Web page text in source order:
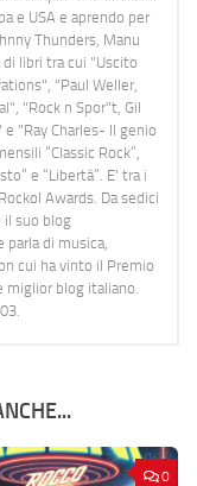
e USA e aprendo per
Thunders, Manu
di libri tra cui "Uscito
"Paul Weller,
"Rock n Spor"t, Gil
"Ray Charles- Il genio
“Classic Rock”,
e “Libertà”. E' tra i
Awards. Da sedici
il suo blog
di musica,
cui ha vinto il Premio
blog italiano.
0